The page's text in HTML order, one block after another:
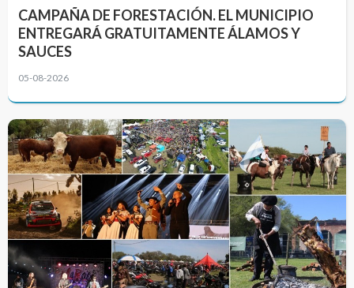
CAMPAÑA DE FORESTACIÓN. EL MUNICIPIO
ENTREGARÁ GRATUITAMENTE ÁLAMOS Y
SAUCES
05-08-2026